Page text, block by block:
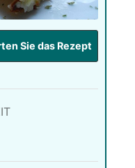
Sie das Rezept